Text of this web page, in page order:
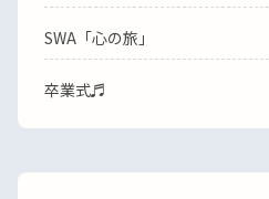
SWA「心の旅」
卒業式♬